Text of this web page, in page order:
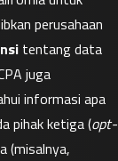
perusahaan
tentang data
juga
informasi apa
pihak ketiga (opt-
(misalnya,